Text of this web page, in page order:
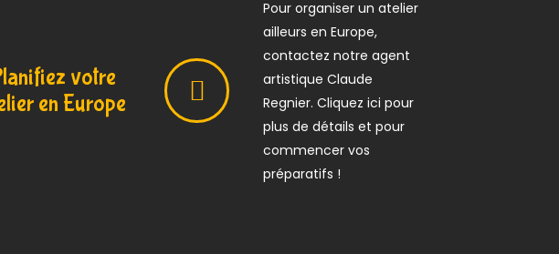
votre
en Europe
Pour organiser un atelier
ailleurs en Europe,
contactez notre agent
artistique Claude
Regnier. Cliquez ici pour
plus de détails et pour
commencer vos
préparatifs !